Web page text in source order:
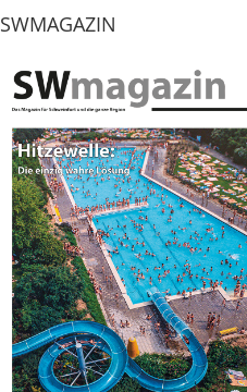
SWMAGAZIN